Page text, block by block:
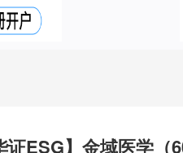
证ESG】金域医学（